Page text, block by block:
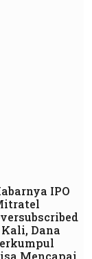
IPO
Kali, Dana